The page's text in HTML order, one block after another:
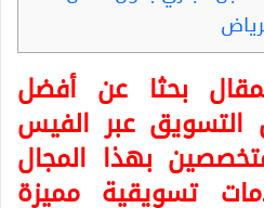
بحثا عن أفضل
عبر الفيس
بهذا المجال
تسويقية مميزة